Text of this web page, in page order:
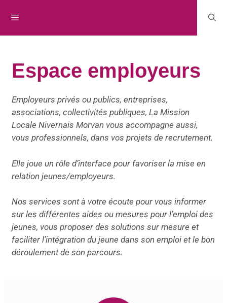
Espace employeurs
Employeurs privés ou publics, entreprises,
associations, collectivités publiques, La Mission
Locale Nivernais Morvan vous accompagne aussi,
vous professionnels, dans vos projets de recrutement.
Elle joue un rôle d’interface pour favoriser la mise en
relation jeunes/employeurs.
Nos services sont à votre écoute pour vous informer
sur les différentes aides ou mesures pour l’emploi des
jeunes, vous proposer des solutions sur mesure et
faciliter l’intégration du jeune dans son emploi et le bon
déroulement de son parcours.